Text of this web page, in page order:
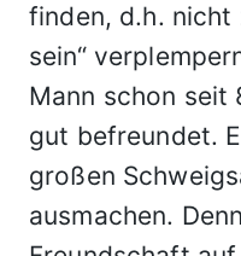
finden, d.h. nicht
sein“
Mann schon seit
gut befreundet.
großen
ausmachen.